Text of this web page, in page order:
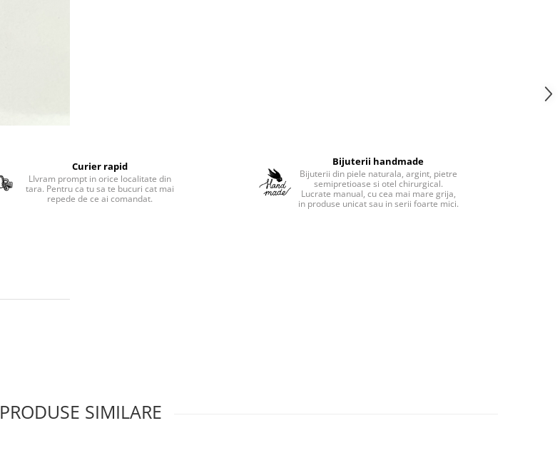
Curier rapid
LIvram prompt in orice localitate din
tara. Pentru ca tu sa te bucuri cat mai
repede de ce ai comandat.
Bijuterii handmade
Bijuterii din piele naturala, argint, pietre
semipretioase si otel chirurgical.
Lucrate manual, cu cea mai mare grija,
in produse unicat sau in serii foarte mici.
PRODUSE SIMILARE